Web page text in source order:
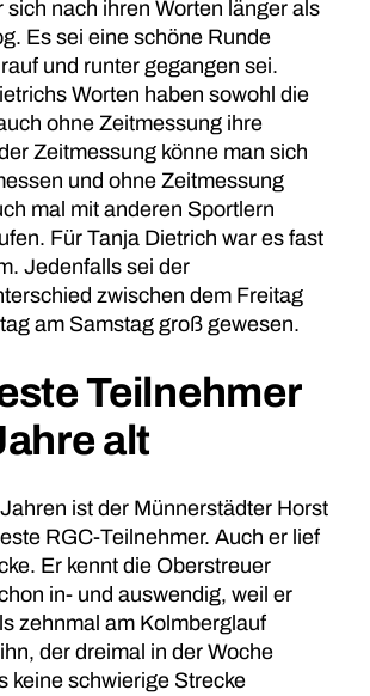
sich nach ihren Worten länger als
Es sei eine schöne Runde
und runter gegangen sei.
Worten haben sowohl die
ohne Zeitmessung ihre
Zeitmessung könne man sich
und ohne Zeitmessung
mal mit anderen Sportlern
Für Tanja Dietrich war es fast
Jedenfalls sei der
zwischen dem Freitag
am Samstag groß gewesen.
Teilnehmer
alt
ist der Münnerstädter Horst
RGC-Teilnehmer. Auch er lief
Er kennt die Oberstreuer
in- und auswendig, weil er
zehnmal am Kolmberglauf
der dreimal in der Woche
keine schwierige Strecke